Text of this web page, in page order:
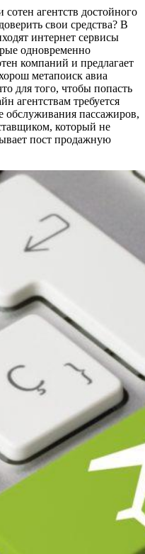
агентств достойного
свои средства? В
интернет сервисы
одновременно
компаний и предлагает
метапоиск авиа
для того, чтобы попасть
агентствам требуется
обслуживания пассажиров,
который не
пост продажную